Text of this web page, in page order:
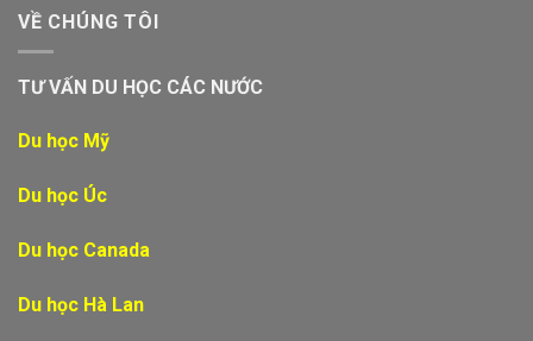
VỀ CHÚNG TÔI
TƯ VẤN DU HỌC CÁC NƯỚC
Du học Mỹ
Du học Úc
Du học Canada
Du học Hà Lan